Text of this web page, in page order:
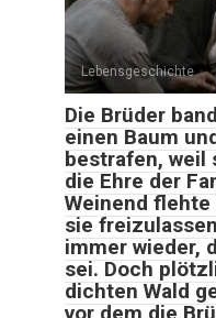
Lebensgeschichte
Die Brüder
einen Baum
bestrafen, weil
die Ehre der
Weinend flehte
sie
immer wieder,
sei. Doch
dichten Wald